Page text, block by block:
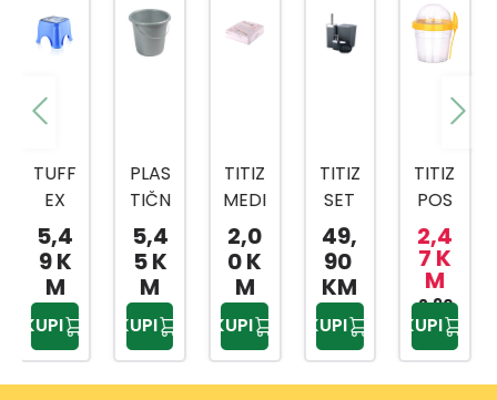
PLAS
TIČN
A
KANT
A SA
MET
ALNO
M
DRŠK
5,4
5 K
M
KUPI
TITIZ
MEDI
CINS
KI
BOX
AP-
9159
2,0
0 K
M
KUPI
TITIZ
SET
ZA
KUPA
TILO
PRIW
EX
TP-
557
49,
90
KM
KUPI
TITIZ
POS
UDA
ZA
BEBI
HRA
NU
500
ML
2,4
7 K
M
2,90
KM
KUPI
TITIZ
SET
ZA
SLAD
OLED
AP-
9425
3,5
7 K
M
4,20
KM
KUPI